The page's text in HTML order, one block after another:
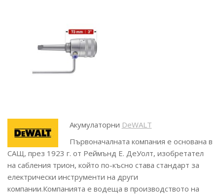
Акумулаторни DeWALT
Първоначалната компания е основана в
САЩ, през 1923 г. от Реймънд Е. ДеУолт, изобретател
на сабления трион, който по-късно става стандарт за
електрически инструменти на други
компании.Компанията е водеща в производството на